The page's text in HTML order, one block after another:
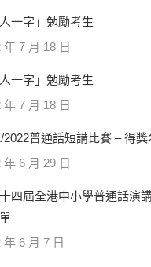
人一字」勉勵考生
年 7 月 18 日
人一字」勉勵考生
年 7 月 18 日
2022普通話短講比賽 – 得獎
年 6 月 29 日
四屆全港中小學普通話演
年 6 月 7 日